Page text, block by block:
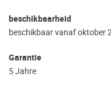
beschikbaarheid
beschikbaar vanaf oktober
Garantie
5 Jahre